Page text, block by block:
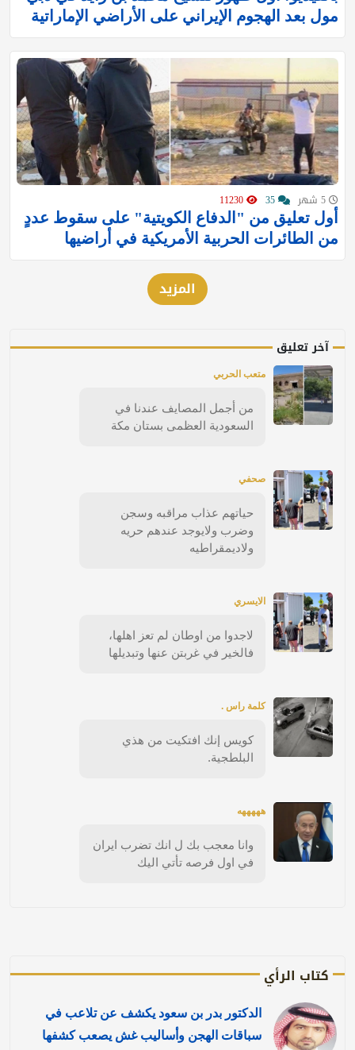
مول بعد الهجوم الإيراني على الأراضي الإماراتية
أول تعليق من "الدفاع الكويتية" على سقوط عددٍ
من الطائرات الحربية الأمريكية في أراضيها
المزيد
آخر تعليق
متعب الحربي
من أجمل المصايف عندنا في
السعودية العظمى بستان مكة
صحفي
حياتهم عذاب مراقبه وسجن
وضرب ولايوجد عندهم حريه
ولاديمقراطيه
الايسري
لاجدوا من اوطان لم تعز اهلها،
فالخير في غربتن عنها وتبديلها
كلمة راس .
كويس إنك افتكيت من هذي
البلطجية.
هههههه
وانا معجب بك ل انك تضرب ايران
في اول فرصه تأتي اليك
كتاب الرأي
الدكتور بدر بن سعود يكشف عن تلاعب في
سباقات الهجن وأساليب غش يصعب كشفها